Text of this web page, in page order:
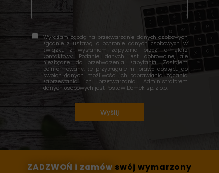
Wyrażam zgodę na przetwarzanie danych osobowych
zgodnie z ustawą o ochronie danych osobowych w
związku z wysłaniem zapytania przez formularz
kontaktowy. Podanie danych jest dobrowolne, ale
niezbędne do przetworzenia zapytania. Zostałem
poinformowany, że przysługuje mi prawo dostępu do
swoich danych, możliwości ich poprawiania, żądania
zaprzestania ich przetwarzania. Administratorem
danych osobowych jest Postaw Domek sp. z o.o.
Wyślij
ZADZWOŃ i zamów swój wymarzony